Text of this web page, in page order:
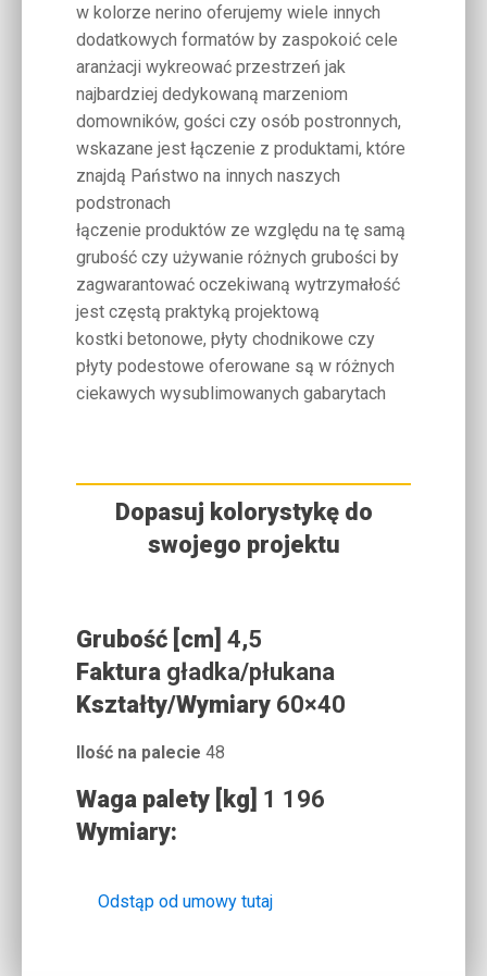
w kolorze nerino oferujemy wiele innych
dodatkowych formatów by zaspokoić cele
aranżacji wykreować przestrzeń jak
najbardziej dedykowaną marzeniom
domowników, gości czy osób postronnych,
wskazane jest łączenie z produktami, które
znajdą Państwo na innych naszych
podstronach
łączenie produktów ze względu na tę samą
grubość czy używanie różnych grubości by
zagwarantować oczekiwaną wytrzymałość
jest częstą praktyką projektową
kostki betonowe, płyty chodnikowe czy
płyty podestowe oferowane są w różnych
ciekawych wysublimowanych gabarytach
Dopasuj kolorystykę do
swojego projektu
Grubość [cm] 4,5
Faktura gładka/płukana
Kształty/Wymiary 60×40
Ilość na palecie 48
Waga palety [kg] 1 196
Wymiary:
Odstąp od umowy tutaj